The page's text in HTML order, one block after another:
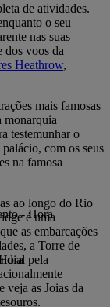
de atividades.
o seu
nas suas
dos voos da
Heathrow,
mais famosas
monarquia
testemunhar o
com os seus
na famosa
ao longo do Rio
é uma
as embarcações
a Torre de
pela
veja as Joias da
- Hora